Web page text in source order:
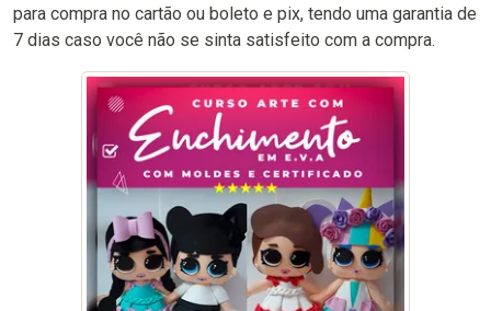
para compra no cartão ou boleto e pix, tendo uma garantia de
7 dias caso você não se sinta satisfeito com a compra.